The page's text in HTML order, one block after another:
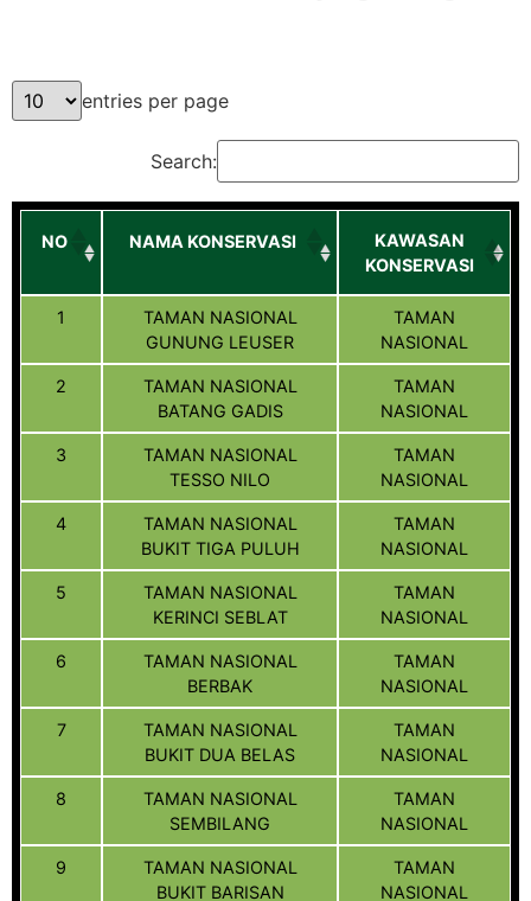
entries per page
Search:
NO NAMA KONSERVASI
KAWASAN
KONSERVASI
1
TAMAN NASIONAL
GUNUNG LEUSER
TAMAN
NASIONAL
2
TAMAN NASIONAL
BATANG GADIS
TAMAN
NASIONAL
3
TAMAN NASIONAL
TESSO NILO
TAMAN
NASIONAL
4
TAMAN NASIONAL
BUKIT TIGA PULUH
TAMAN
NASIONAL
5
TAMAN NASIONAL
KERINCI SEBLAT
TAMAN
NASIONAL
6
TAMAN NASIONAL
BERBAK
TAMAN
NASIONAL
7
TAMAN NASIONAL
BUKIT DUA BELAS
TAMAN
NASIONAL
8
TAMAN NASIONAL
SEMBILANG
TAMAN
NASIONAL
9
TAMAN NASIONAL
BUKIT BARISAN
TAMAN
NASIONAL